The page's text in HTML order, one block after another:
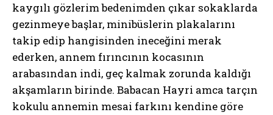
kaygılı gözlerim bedenimden çıkar sokaklarda
gezinmeye başlar, minibüslerin plakalarını
takip edip hangisinden ineceğini merak
ederken, annem fırıncının kocasının
arabasından indi, geç kalmak zorunda kaldığı
akşamların birinde. Babacan Hayri amca tarçın
kokulu annemin mesai farkını kendine göre